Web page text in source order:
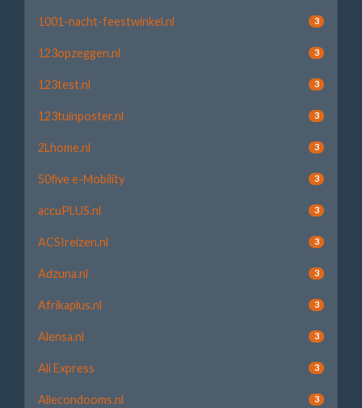
1001-nacht-feestwinkel.nl 3
123opzeggen.nl 3
123test.nl 3
123tuinposter.nl 3
2Lhome.nl 3
50five e-Mobility 3
accuPLUS.nl 3
ACSIreizen.nl 3
Adzuna.nl 3
Afrikaplus.nl 3
Alensa.nl 3
Ali Express 3
Allecondooms.nl 3